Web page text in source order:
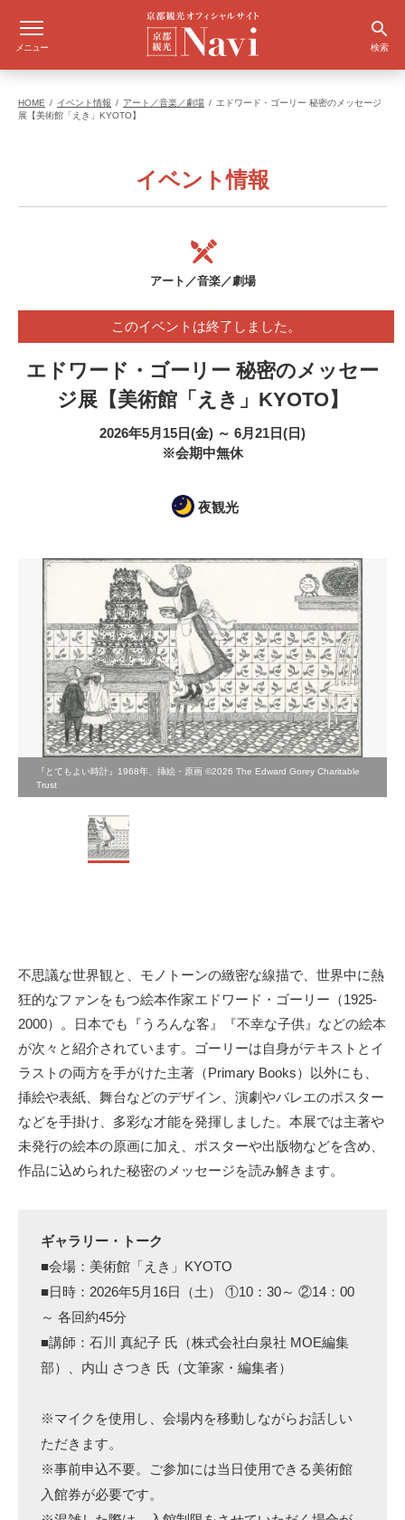
メニュー 検索
HOME イベント情報 アート／音楽／劇場
エドワード・ゴーリー 秘密のメッセージ
展【美術館「えき」KYOTO】
イベント情報
アート／音楽／劇場
このイベントは終了しました。
エドワード・ゴーリー 秘密のメッセー
ジ展【美術館「えき」KYOTO】
2026年5月15日(金) ～ 6月21日(日)
※会期中無休
夜観光
『とてもよい時計』1968年、挿絵・原画 ©2026 The Edward Gorey Charitable
Trust
不思議な世界観と、モノトーンの緻密な線描で、世界中に熱
狂的なファンをもつ絵本作家エドワード・ゴーリー（1925-
2000）。日本でも『うろんな客』『不幸な子供』などの絵本
が次々と紹介されています。ゴーリーは自身がテキストとイ
ラストの両方を手がけた主著（Primary Books）以外にも、
挿絵や表紙、舞台などのデザイン、演劇やバレエのポスター
などを手掛け、多彩な才能を発揮しました。本展では主著や
未発行の絵本の原画に加え、ポスターや出版物などを含め、
作品に込められた秘密のメッセージを読み解きます。
ギャラリー・トーク
■会場：美術館「えき」KYOTO
■日時：2026年5月16日（土） ①10：30～ ②14：00
～ 各回約45分
■講師：石川 真紀子 氏（株式会社白泉社 MOE編集
部）、内山 さつき 氏（文筆家・編集者）
※マイクを使用し、会場内を移動しながらお話しい
ただきます。
※事前申込不要。ご参加には当日使用できる美術館
入館券が必要です。